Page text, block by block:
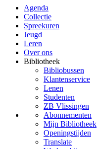
Agenda
Collectie
Spreekuren
Jeugd
Leren
Over ons
Bibliotheek
Bibliobussen
Klantenservice
Lenen
Studenten
ZB Vlissingen
Abonnementen
Mijn Bibliotheek
Openingstijden
Translate